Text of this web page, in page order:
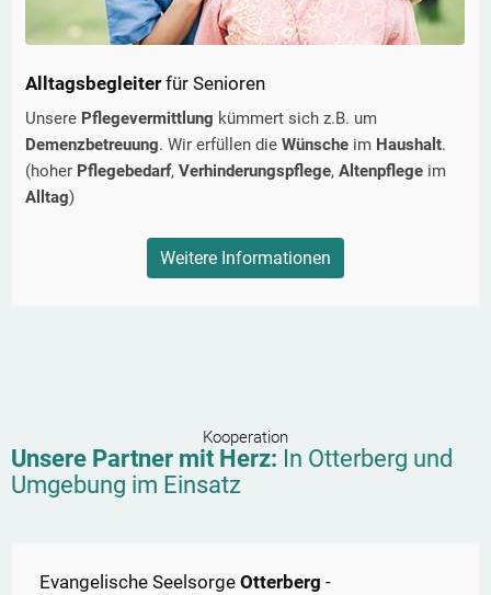
Alltagsbegleiter für Senioren
Unsere Pflegevermittlung kümmert sich z.B. um
Demenzbetreuung. Wir erfüllen die Wünsche im Haushalt.
(hoher Pflegebedarf, Verhinderungspflege, Altenpflege im
Alltag)
Weitere Informationen
Kooperation
Unsere Partner mit Herz: In Otterberg und
Umgebung im Einsatz
Evangelische Seelsorge Otterberg -